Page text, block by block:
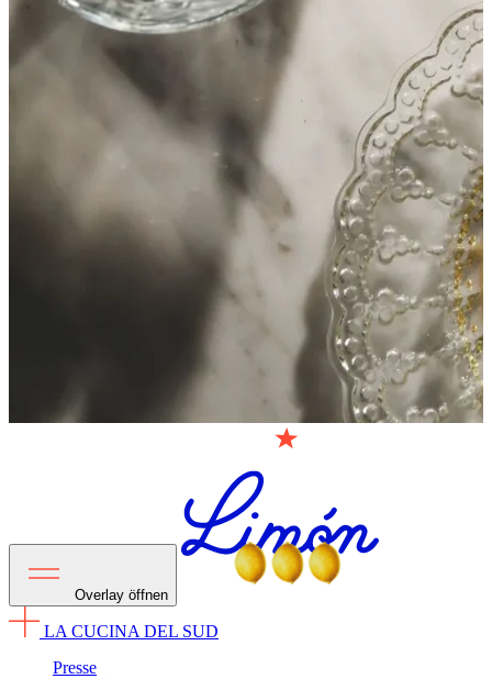
Overlay öffnen
LA CUCINA DEL SUD
Presse